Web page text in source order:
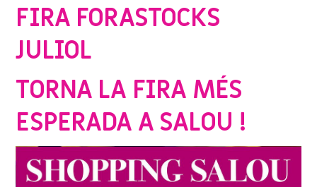
FIRA FORASTOCKS
JULIOL
TORNA LA FIRA MÉS
ESPERADA A SALOU !